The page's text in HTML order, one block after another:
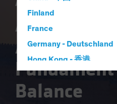
Finland
France
Germany - Deutschland
Hong Kong - 香港
Hungary
Iceland
Anleihen
Blog
Ausblick
Balance